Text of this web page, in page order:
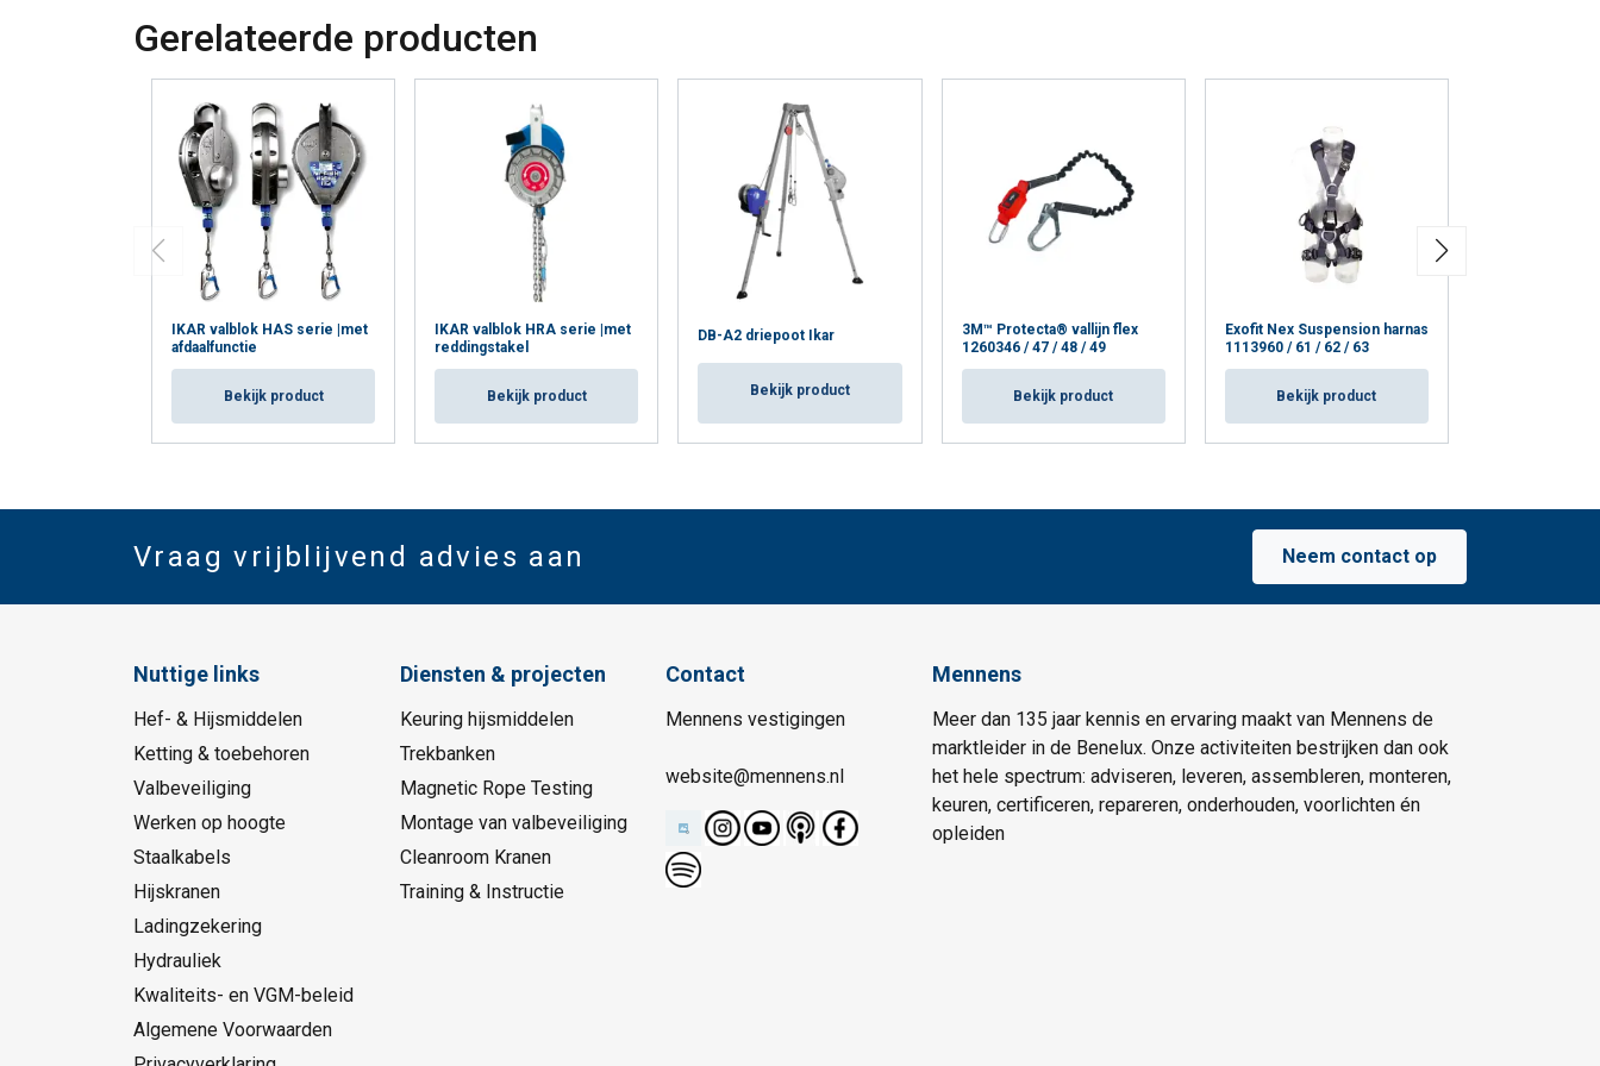
Gerelateerde producten
IKAR valblok HAS serie |met
afdaalfunctie
Bekijk product
IKAR valblok HRA serie |met
reddingstakel
Bekijk product
DB-A2 driepoot Ikar
Bekijk product
3M™ Protecta® vallijn flex
1260346 / 47 / 48 / 49
Bekijk product
Exofit Nex Suspension harnas
1113960 / 61 / 62 / 63
Bekijk product
Vraag vrijblijvend advies aan Neem contact op
Nuttige links
Hef- & Hijsmiddelen
Ketting & toebehoren
Valbeveiliging
Werken op hoogte
Staalkabels
Hijskranen
Ladingzekering
Hydrauliek
Kwaliteits- en VGM-beleid
Algemene Voorwaarden
Diensten & projecten
Keuring hijsmiddelen
Trekbanken
Magnetic Rope Testing
Montage van valbeveiliging
Cleanroom Kranen
Training & Instructie
Contact
Mennens vestigingen
website@mennens.nl
Mennens
Meer dan 135 jaar kennis en ervaring maakt van Mennens de
marktleider in de Benelux. Onze activiteiten bestrijken dan ook
het hele spectrum: adviseren, leveren, assembleren, monteren,
keuren, certificeren, repareren, onderhouden, voorlichten én
opleiden